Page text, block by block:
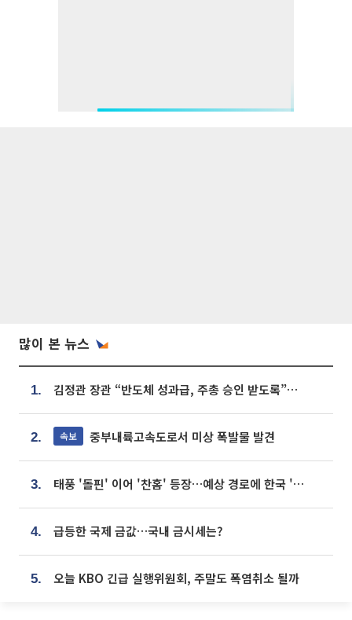
많이 본 뉴스
1. 김정관 장관 “반도체 성과급, 주총 승인 받도록”…상법·자본시장법 개정 시사
2. 속보 중부내륙고속도로서 미상 폭발물 발견
3. 태풍 '돌핀' 이어 '찬홈' 등장…예상 경로에 한국 '한숨'
4. 급등한 국제 금값…국내 금시세는?
5. 오늘 KBO 긴급 실행위원회, 주말도 폭염취소 될까